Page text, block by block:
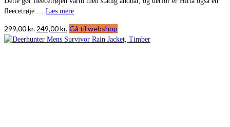
fleecetrøje … Læs mere
299,00kr. Den
oprindelige
249,00kr. Den
aktuelle
Gå til webshop